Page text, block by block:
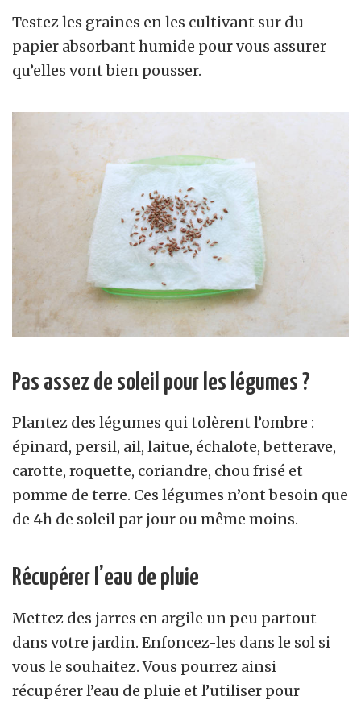
Testez les graines en les cultivant sur du
papier absorbant humide pour vous assurer
qu’elles vont bien pousser.
Pas assez de soleil pour les légumes ?
Plantez des légumes qui tolèrent l’ombre :
épinard, persil, ail, laitue, échalote, betterave,
carotte, roquette, coriandre, chou frisé et
pomme de terre. Ces légumes n’ont besoin que
de 4h de soleil par jour ou même moins.
Récupérer l’eau de pluie
Mettez des jarres en argile un peu partout
dans votre jardin. Enfoncez-les dans le sol si
vous le souhaitez. Vous pourrez ainsi
récupérer l’eau de pluie et l’utiliser pour